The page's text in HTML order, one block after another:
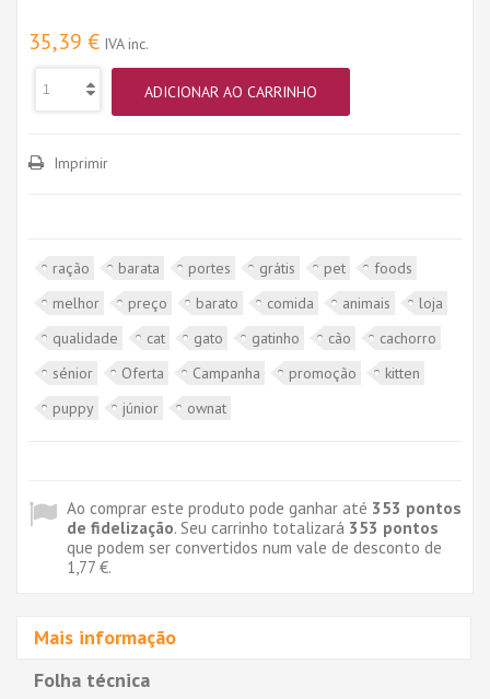
35,39 € IVA inc.
ADICIONAR AO CARRINHO
Imprimir
ração barata portes grátis pet
foods
melhor
preço barato comida animais
loja
qualidade
cat gato gatinho cão
cachorro
sénior
Oferta Campanha promoção
kitten
puppy
júnior ownat
Ao comprar este produto pode ganhar até 353 pontos
de fidelização. Seu carrinho totalizará 353 pontos
que podem ser convertidos num vale de desconto de
1,77 €.
Mais informação
Folha técnica